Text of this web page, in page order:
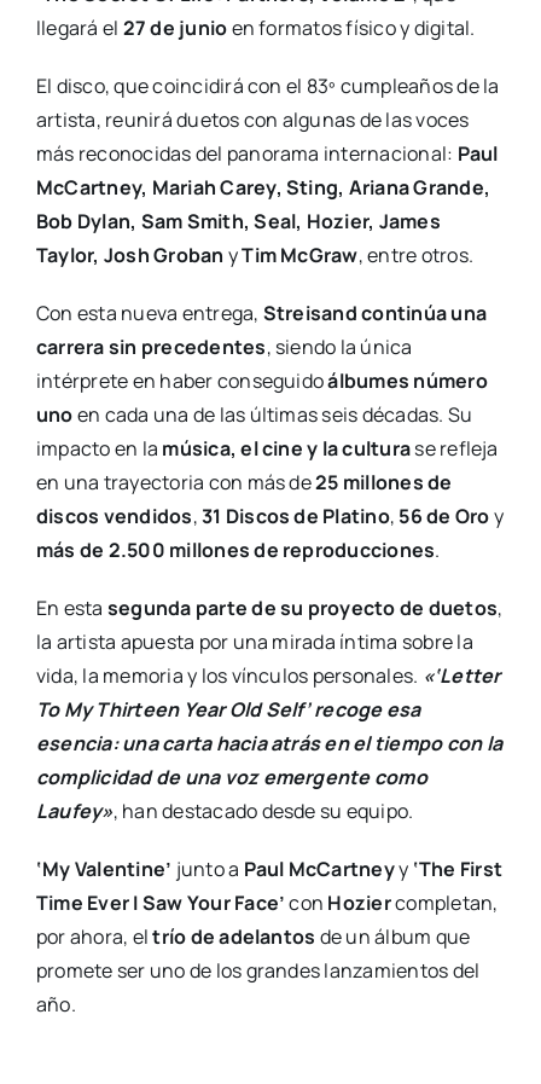
llegará el 27 de junioen formatos físico y digital.
El disco, que coincidirá con el 83º cumpleaños de la
artista, reunirá duetos con algunas de las voces
más reconocidas del panorama internacional: Paul
McCartney, Mariah Carey, Sting, Ariana Grande,
Bob Dylan, Sam Smith, Seal, Hozier, James
Taylor, Josh Groban yTim McGraw, entre otros.
Con esta nueva entrega, Streisand continúa una
carrera sin precedentes, siendo la única
intérprete en haber conseguidoálbumes número
unoen cada una de las últimas seis décadas. Su
impacto en la música, el cine y la culturase refleja
en una trayectoria con más de25 millones de
discos vendidos,31 Discos de Platino, 56 de Oroy
más de 2.500 millones de reproducciones.
En esta segunda parte de su proyecto de duetos,
la artista apuesta por una mirada íntima sobre la
vida, la memoria y los vínculos personales. «‘Letter
To My Thirteen Year Old Self’ recoge esa
esencia: una carta hacia atrás en el tiempo con la
complicidad de una voz emergente como
Laufey», han destacado desde su equipo.
‘My Valentine’ junto a Paul McCartneyy ‘The First
Time Ever I Saw Your Face’con Hoziercompletan,
por ahora, eltrío de adelantos de un álbum que
promete ser uno de los grandes lanzamientos del
año.